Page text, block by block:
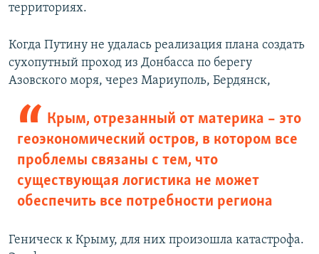
территориях.
Когда Путину не удалась реализация плана создать
сухопутный проход из Донбасса по берегу
Азовского моря, через Мариуполь, Бердянск,
Крым, отрезанный от материка – это
геоэкономический остров, в котором все
проблемы связаны с тем, что
существующая логистика не может
обеспечить все потребности региона
Геническ к Крыму, для них произошла катастрофа.